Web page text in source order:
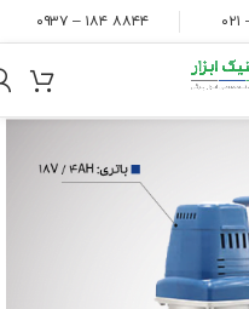
۸۸۴۴ ۱۸۴ – ۰۹۳۷